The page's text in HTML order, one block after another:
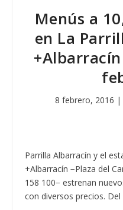
Menús a
en La
8 febrero, 2016 |
Parrilla Albarracín y el
+Albarracín −Plaza del
158 100− estrenan
con diversos precios.